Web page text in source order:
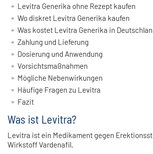
Levitra Generika ohne Rezept kaufen
Wo diskret Levitra Generika kaufen
Was kostet Levitra Generika in
Zahlung und Lieferung
Dosierung und Anwendung
Vorsichtsmaßnahmen
Mögliche Nebenwirkungen
Häufige Fragen zu Levitra
Fazit
Was ist Levitra?
Levitra ist ein Medikament gegen
Wirkstoff Vardenafil.